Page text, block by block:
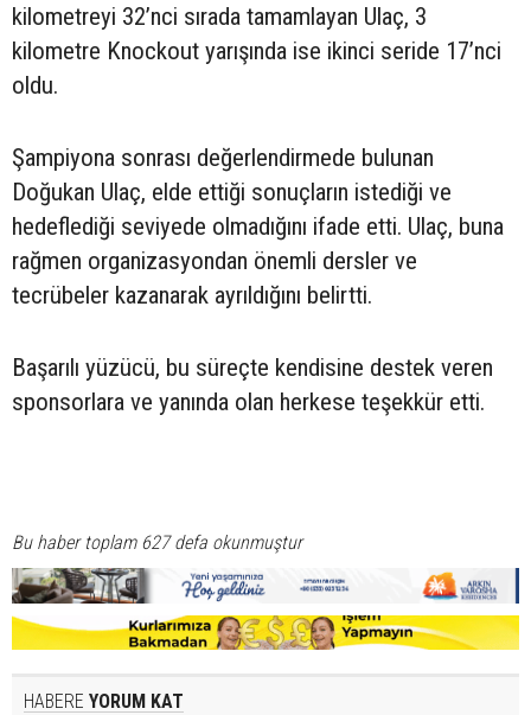
kilometreyi 32’nci sırada tamamlayan Ulaç, 3
kilometre Knockout yarışında ise ikinci seride 17’nci
oldu.
Şampiyona sonrası değerlendirmede bulunan
Doğukan Ulaç, elde ettiği sonuçların istediği ve
hedeflediği seviyede olmadığını ifade etti. Ulaç, buna
rağmen organizasyondan önemli dersler ve
tecrübeler kazanarak ayrıldığını belirtti.
Başarılı yüzücü, bu süreçte kendisine destek veren
sponsorlara ve yanında olan herkese teşekkür etti.
Bu haber toplam 627 defa okunmuştur
HABERE YORUM KAT